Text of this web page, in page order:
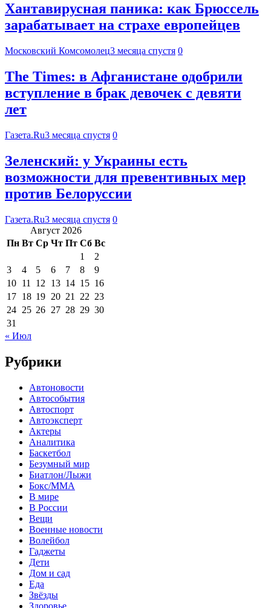
Хантавирусная паника: как Брюссель
зарабатывает на страхе европейцев
Московский Комсомолец3 месяца спустя 0
The Times: в Афганистане одобрили
вступление в брак девочек с девяти
лет
Газета.Ru3 месяца спустя 0
Зеленский: у Украины есть
возможности для превентивных мер
против Белоруссии
Газета.Ru3 месяца спустя 0
Август 2026
Пн Вт Ср Чт Пт Сб Вс
1
2
3
4 5 6 7 8
9
10 11 12 13 14 15 16
17 18 19 20 21 22 23
24 25 26 27 28 29 30
31
« Июл
Рубрики
Автоновости
Автособытия
Автоспорт
Автоэксперт
Актеры
Аналитика
Баскетбол
Безумный мир
Биатлон/Лыжи
Бокс/MMA
В мире
В России
Вещи
Военные новости
Волейбол
Гаджеты
Дети
Дом и сад
Еда
Звёзды
Здоровье